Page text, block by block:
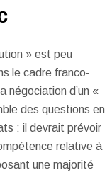
» est peu
le cadre franco-
négociation d’un «
des questions en
: il devrait prévoir
relative à
une majorité